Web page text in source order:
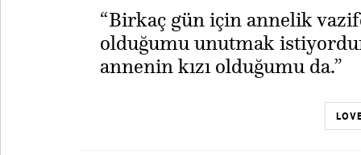
“Birkaç gün için annelik
olduğumu unutmak
annenin kızı olduğumu da.”